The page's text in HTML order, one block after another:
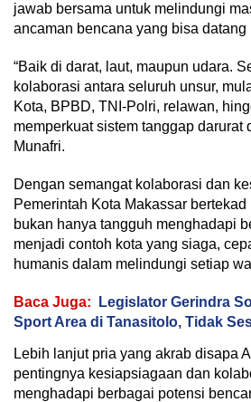
jawab bersama untuk melindungi
ancaman bencana yang bisa datang
“Baik di darat, laut, maupun udara.
kolaborasi antara seluruh unsur,
Kota, BPBD, TNI-Polri, relawan,
memperkuat sistem tanggap darurat
Munafri.
Dengan semangat kolaborasi dan
Pemerintah Kota Makassar
bukan hanya tangguh menghadapi
menjadi contoh kota yang siaga,
humanis dalam melindungi setiap
Baca Juga:
Legislator Gerindra
Sport Area di Tanasitolo, Tidak
Lebih lanjut pria yang akrab disapa
pentingnya kesiapsiagaan dan
menghadapi berbagai potensi